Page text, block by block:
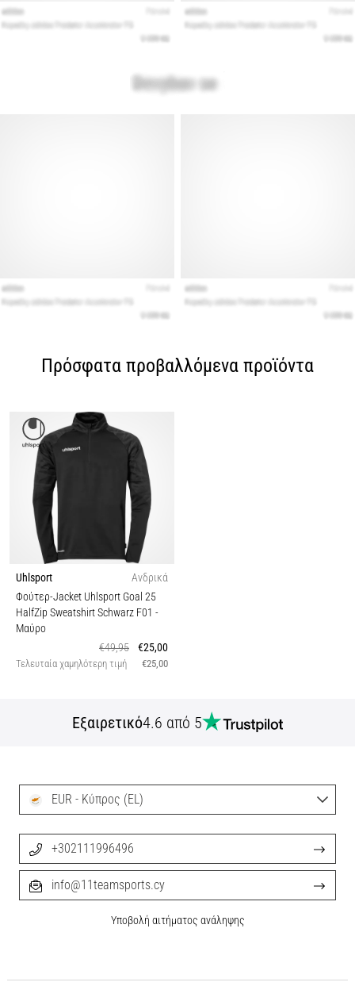
Πρόσφατα προβαλλόμενα προϊόντα
Uhlsport
Ανδρικά
Φούτερ-Jacket Uhlsport Goal 25
HalfZip Sweatshirt Schwarz F01 -
Μαύρο
€49,95
€25,00
Τελευταία χαμηλότερη τιμή €25,00
Εξαιρετικό4.6 από 5
EUR - Κύπρος (EL)
+302111996496
info@11teamsports.cy
Υποβολή αιτήματος ανάληψης